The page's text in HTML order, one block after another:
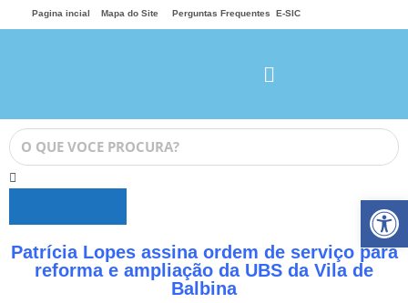
Pagina incial Mapa do Site Perguntas Frequentes E-SIC
Patrícia Lopes assina ordem de serviço para
reforma e ampliação da UBS da Vila de
Balbina